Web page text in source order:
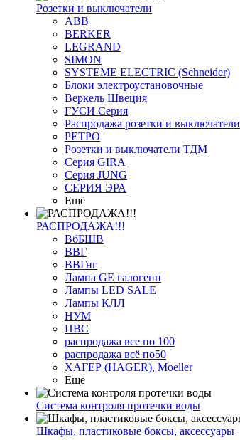
Розетки и выключатели
ABB
BERKER
LEGRAND
SIMON
SYSTEME ELECTRIC (Schneider)
Блоки электроустановочные
Веркель Швеция
ГУСИ Серия
Распродажа розетки и выключатели
РЕТРО
Розетки и выключатели ТДМ
Серия GIRA
Серия JUNG
СЕРИЯ ЭРА
Ещё
РАСПРОДАЖА!!!
ВбБШВ
ВВГ
ВВГнг
Лампа GE галогенн
Лампы LED SALE
Лампы КЛЛ
НУМ
ПВС
распродажа все по 100
распродажа всё по50
ХАГЕР (HAGER), Moeller
Ещё
Система контроля протечки воды
Шкафы, пластиковые боксы, аксессуары